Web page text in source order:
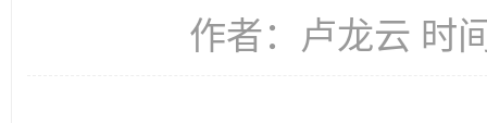
作者：卢龙云 时